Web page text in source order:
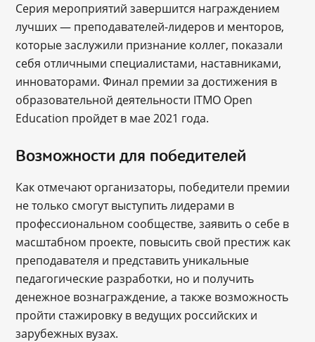
Серия мероприятий завершится награждением
лучших ― преподавателей-лидеров и менторов,
которые заслужили признание коллег, показали
себя отличными специалистами, наставниками,
инноваторами. Финал премии за достижения в
образовательной деятельности ITMO Open
Education пройдет в мае 2021 года.
Возможности для победителей
Как отмечают организаторы, победители премии
не только смогут выступить лидерами в
профессиональном сообществе, заявить о себе в
масштабном проекте, повысить свой престиж как
преподавателя и представить уникальные
педагогические разработки, но и получить
денежное вознаграждение, а также возможность
пройти стажировку в ведущих российских и
зарубежных вузах.